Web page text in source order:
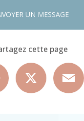
UN MESSAGE
cette page
Facebook